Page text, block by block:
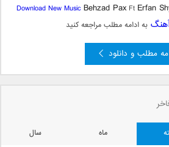
Download New Music Behzad PaxFt Erfan
به ادامه مطلب مراجعه کنید
مطلب و دانلود
ماه
سال